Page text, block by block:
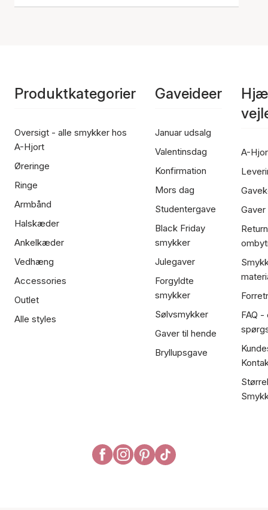
Produktkategorier
Oversigt - alle smykker hos
A-Hjort
Øreringe
Ringe
Armbånd
Halskæder
Ankelkæder
Vedhæng
Accessories
Outlet
Alle styles
Gaveideer
Januar udsalg
Valentinsdag
Konfirmation
Mors dag
Studentergave
Black Friday
smykker
Julegaver
Forgyldte
smykker
Sølvsmykker
Gaver til hende
Bryllupsgave
A-
FAQ